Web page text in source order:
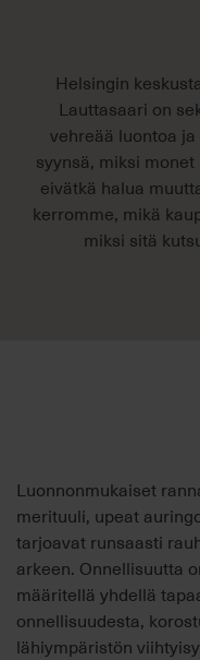
Helsingin
Lauttasaari on
vehreää luontoa
syynsä, miksi
eivätkä halua
kerromme, mikä
miksi sitä
Luonnonmukaiset
merituuli, upeat
tarjoavat runsaasti
arkeen. Onnellisuutta
määritellä yhdellä
onnellisuudesta,
lähiympäristön